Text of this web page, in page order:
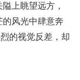
上眺望远方，
风光中肆意奔
的视觉反差，却